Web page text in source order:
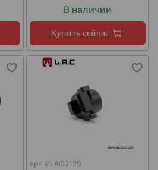
В наличии
Купить сейчас
арт. #LAC0125